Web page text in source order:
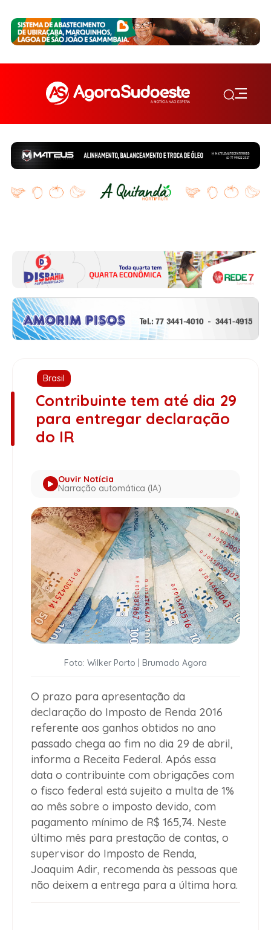
Brasil
Contribuinte tem até dia 29
para entregar declaração
do IR
Ouvir Notícia
Narração automática (IA)
Foto: Wilker Porto | Brumado Agora
O prazo para apresentação da
declaração do Imposto de Renda 2016
referente aos ganhos obtidos no ano
passado chega ao fim no dia 29 de abril,
informa a Receita Federal. Após essa
data o contribuinte com obrigações com
o fisco federal está sujeito a multa de 1%
ao mês sobre o imposto devido, com
pagamento mínimo de R$ 165,74. Neste
último mês para prestação de contas, o
supervisor do Imposto de Renda,
Joaquim Adir, recomenda às pessoas que
não deixem a entrega para a última hora.